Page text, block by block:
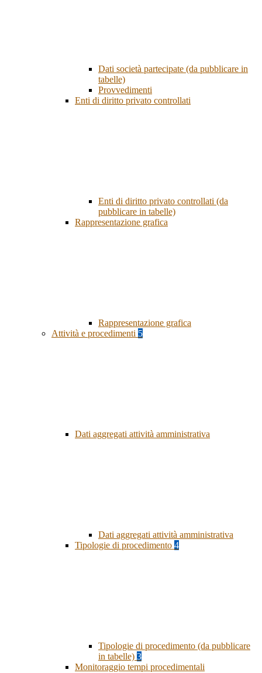
Dati società partecipate (da pubblicare in
tabelle)
Provvedimenti
Enti di diritto privato controllati
Enti di diritto privato controllati (da
pubblicare in tabelle)
Rappresentazione grafica
Rappresentazione grafica
Attività e procedimenti 5
Dati aggregati attività amministrativa
Dati aggregati attività amministrativa
Tipologie di procedimento 4
Tipologie di procedimento (da pubblicare
in tabelle) 3
Monitoraggio tempi procedimentali